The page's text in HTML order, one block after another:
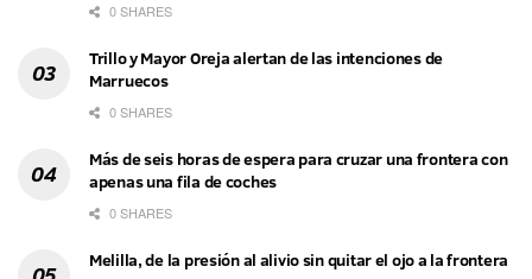
0 SHARES
Trillo y Mayor Oreja alertan de las intenciones de
Marruecos
0 SHARES
Más de seis horas de espera para cruzar una frontera con
apenas una fila de coches
0 SHARES
Melilla, de la presión al alivio sin quitar el ojo a la frontera